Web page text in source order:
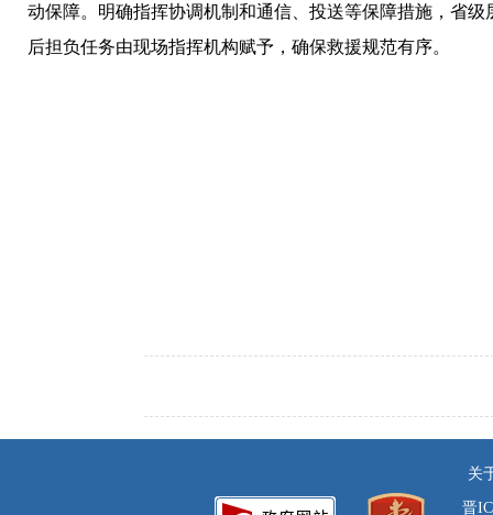
动保障。明确指挥协调机制和通信、投送等保障措施，省
后担负任务由现场指挥机构赋予，确保救援规范有序。
关
晋